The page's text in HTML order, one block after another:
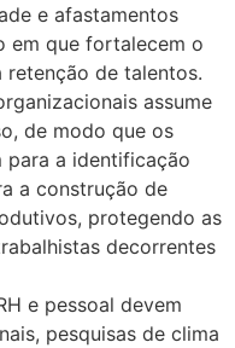
e afastamentos
em que fortalecem o
de talentos.
assume
de modo que os
a identificação
a construção de
protegendo as
decorrentes
e pessoal devem
pesquisas de clima